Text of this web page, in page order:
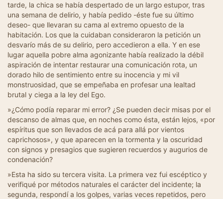
tarde, la chica se había despertado de un largo estupor, tras
una semana de delirio, y había pedido -éste fue su último
deseo- que llevaran su cama al extremo opuesto de la
habitación. Los que la cuidaban consideraron la petición un
desvarío más de su delirio, pero accedieron a ella. Y en ese
lugar aquella pobre alma agonizante había realizado la débil
aspiración de intentar restaurar una comunicación rota, un
dorado hilo de sentimiento entre su inocencia y mi vil
monstruosidad, que se empeñaba en profesar una lealtad
brutal y ciega a la ley del Ego.
»¿Cómo podía reparar mi error? ¿Se pueden decir misas por el
descanso de almas que, en noches como ésta, están lejos, «por
espíritus que son llevados de acá para allá por vientos
caprichosos», y que aparecen en la tormenta y la oscuridad
con signos y presagios que sugieren recuerdos y augurios de
condenación?
»Esta ha sido su tercera visita. La primera vez fui escéptico y
verifiqué por métodos naturales el carácter del incidente; la
segunda, respondí a los golpes, varias veces repetidos, pero